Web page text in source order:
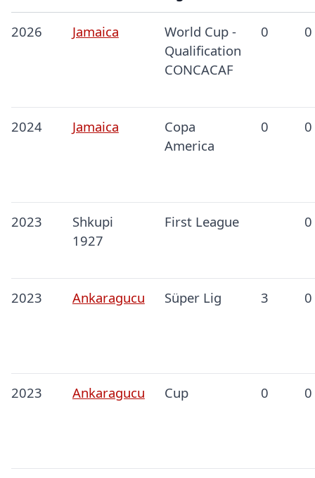
2026 Jamaica
World Cup -
Qualification
CONCACAF
0 0
2024 Jamaica
Copa
America
0 0
2023
Shkupi
1927
First League 0
2023 Ankaragucu Süper Lig 3 0
2023 Ankaragucu Cup 0 0